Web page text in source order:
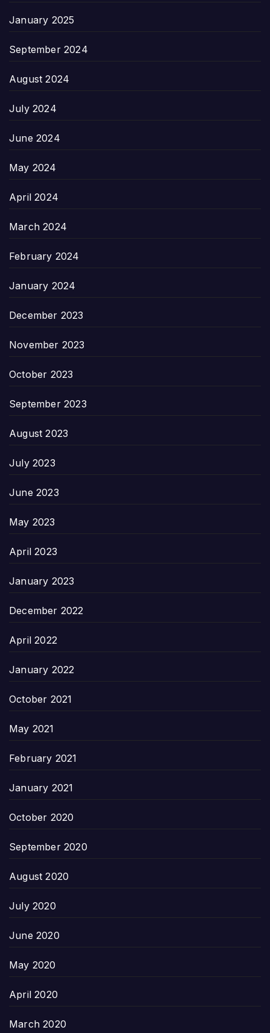
January 2025
September 2024
August 2024
July 2024
June 2024
May 2024
April 2024
March 2024
February 2024
January 2024
December 2023
November 2023
October 2023
September 2023
August 2023
July 2023
June 2023
May 2023
April 2023
January 2023
December 2022
April 2022
January 2022
October 2021
May 2021
February 2021
January 2021
October 2020
September 2020
August 2020
July 2020
June 2020
May 2020
April 2020
March 2020